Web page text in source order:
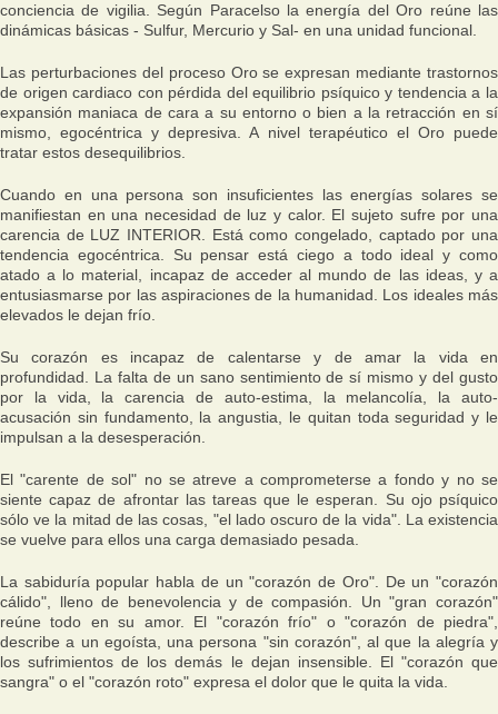
conciencia de vigilia. Según Paracelso la energía del Oro reúne las
dinámicas básicas - Sulfur, Mercurio y Sal- en una unidad funcional.
Las perturbaciones del proceso Oro se expresan mediante trastornos
de origen cardiaco con pérdida del equilibrio psíquico y tendencia a la
expansión maniaca de cara a su entorno o bien a la retracción en sí
mismo, egocéntrica y depresiva. A nivel terapéutico el Oro puede
tratar estos desequilibrios.
Cuando en una persona son insuficientes las energías solares se
manifiestan en una necesidad de luz y calor. El sujeto sufre por una
carencia de LUZ INTERIOR. Está como congelado, captado por una
tendencia egocéntrica. Su pensar está ciego a todo ideal y como
atado a lo material, incapaz de acceder al mundo de las ideas, y a
entusiasmarse por las aspiraciones de la humanidad. Los ideales más
elevados le dejan frío.
Su corazón es incapaz de calentarse y de amar la vida en
profundidad. La falta de un sano sentimiento de sí mismo y del gusto
por la vida, la carencia de auto-estima, la melancolía, la auto-
acusación sin fundamento, la angustia, le quitan toda seguridad y le
impulsan a la desesperación.
El "carente de sol" no se atreve a comprometerse a fondo y no se
siente capaz de afrontar las tareas que le esperan. Su ojo psíquico
sólo ve la mitad de las cosas, "el lado oscuro de la vida". La existencia
se vuelve para ellos una carga demasiado pesada.
La sabiduría popular habla de un "corazón de Oro". De un "corazón
cálido", lleno de benevolencia y de compasión. Un "gran corazón"
reúne todo en su amor. El "corazón frío" o "corazón de piedra",
describe a un egoísta, una persona "sin corazón", al que la alegría y
los sufrimientos de los demás le dejan insensible. El "corazón que
sangra" o el "corazón roto" expresa el dolor que le quita la vida.